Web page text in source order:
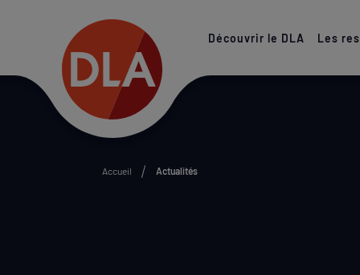
Découvrir le DLA Les
Accueil Actualités